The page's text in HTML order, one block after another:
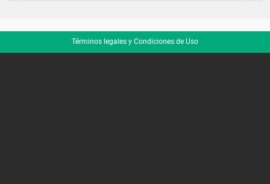
Términos legales y Condiciones de Uso